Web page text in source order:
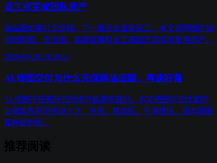
返工点变成团队资产
商品图如果只交终稿，下一批还会重复返工。本文说明图叮如
何把原图、修后图、局部证据和返工原因沉淀成可复用资产。
2026-05-28 23:39:32
AI 修图交付为什么先保商品证据，再谈好看
AI 修图不是把商品图修得越漂亮越好。本文把图叮交付里的
证据优先原则拆成 5 步：原图、禁改区、可清理区、版本回看
和补拍判断。